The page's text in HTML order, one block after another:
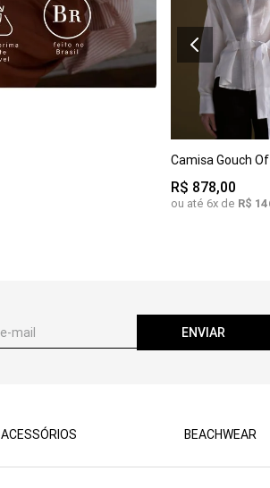
G GG
Camisa Gouch
R$ 878,00
ou até 6x de R$
ENVIAR
ACESSÓRIOS BEACHWEAR